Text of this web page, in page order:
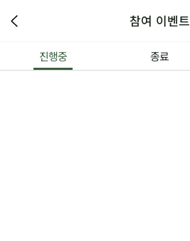
참여 이벤트
진행중 종료